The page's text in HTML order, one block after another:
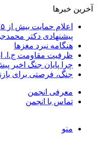
آخرین خبرها
پیشنهادی دکتر
هنگامه نبرد مغزها
ظرفیت مقاومت ج.ا.
چرا پایان جنگ اخیر
جنگ، فرصتی برای
معرفی انجمن
تماس با انجمن
منو